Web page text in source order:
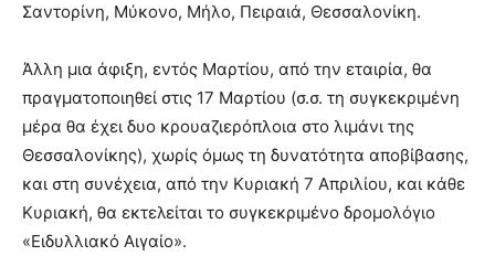
Σαντορίνη, Μύκονο, Μήλο, Πειραιά, Θεσσαλονίκη.
Άλλη μια άφιξη, εντός Μαρτίου, από την εταιρία, θα
πραγματοποιηθεί στις 17 Μαρτίου (σ.σ. τη συγκεκριμένη
μέρα θα έχει δυο κρουαζιερόπλοια στο λιμάνι της
Θεσσαλονίκης), χωρίς όμως τη δυνατότητα αποβίβασης,
και στη συνέχεια, από την Κυριακή 7 Απριλίου, και κάθε
Κυριακή, θα εκτελείται το συγκεκριμένο δρομολόγιο
«Ειδυλλιακό Αιγαίο».